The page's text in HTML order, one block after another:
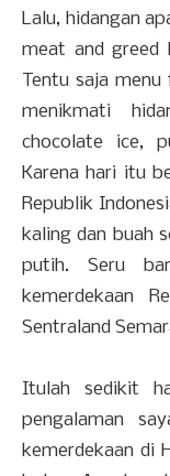
Lalu, hidangan
meat and greed
Tentu saja menu
menikmati
chocolate ice,
Karena hari itu
Republik
kaling dan buah
putih. Seru
kemerdekaan
Sentraland
Itulah sedikit
pengalaman
kemerdekaan di